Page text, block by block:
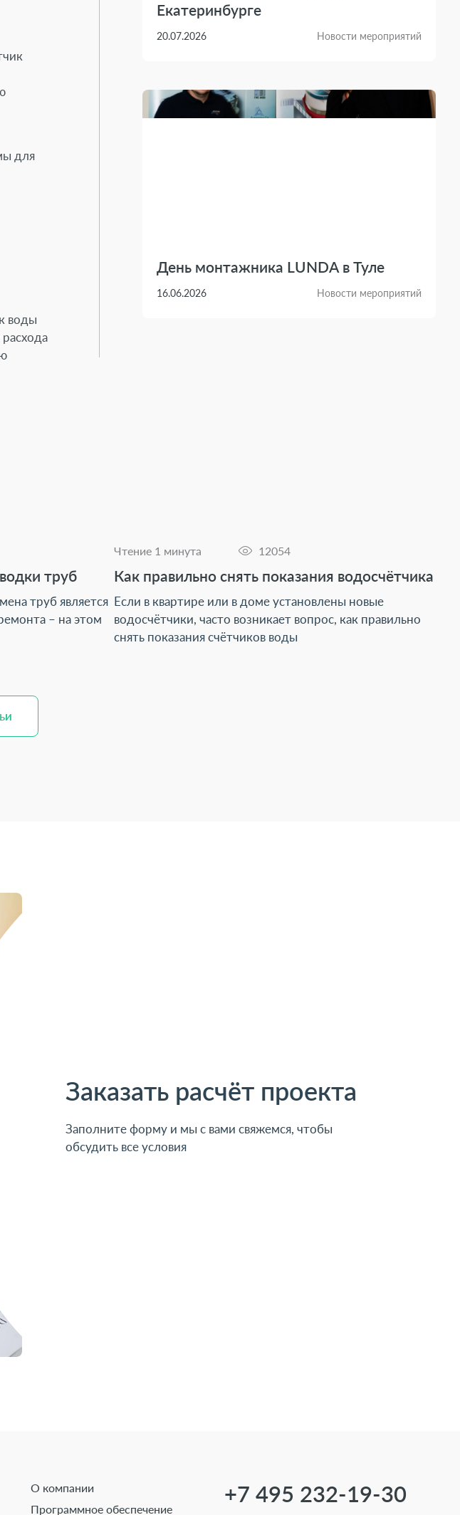
для
воды
Екатеринбурге
20.07.2026 Новости мероприятий
День монтажника LUNDA в Туле
16.06.2026 Новости мероприятий
труб
труб является
– на этом
Чтение 1 минута 12054
Как правильно снять показания водосчётчика
Если в квартире или в доме установлены новые
водосчётчики, часто возникает вопрос, как правильно
снять показания счётчиков воды
Заказать расчёт проекта
Заполните форму и мы с вами свяжемся, чтобы
обсудить все условия
О компании
Программное обеспечение
+7 495 232-19-30